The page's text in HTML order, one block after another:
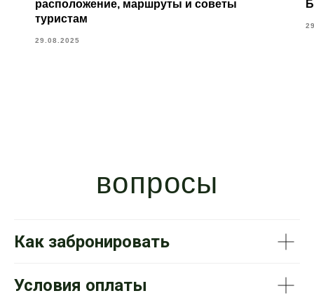
расположение, маршруты и советы
туристам
29.08.2025
Как забронировать
Условия оплаты